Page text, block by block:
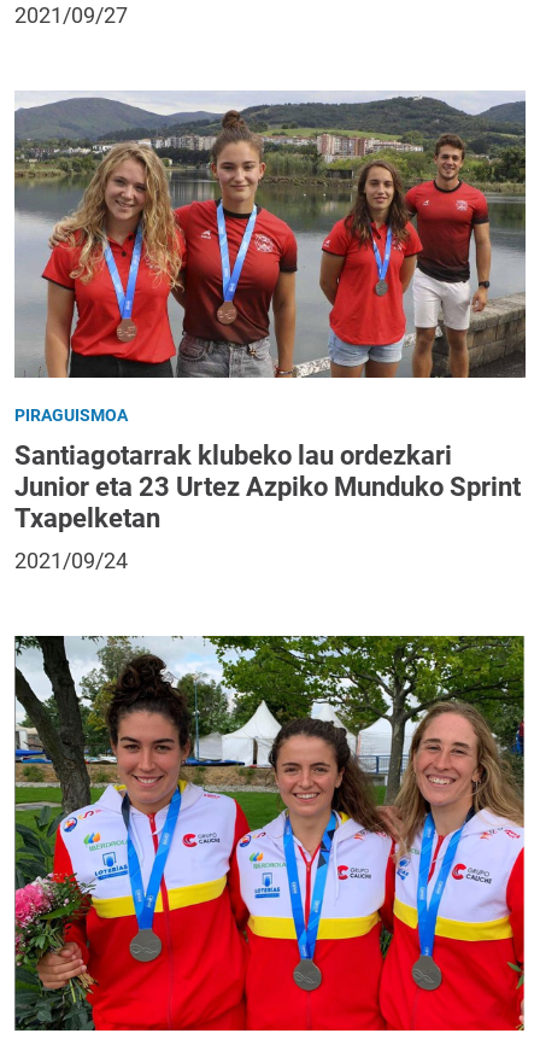
2021/09/27
PIRAGUISMOA
Santiagotarrak klubeko lau ordezkari
Junior eta 23 Urtez Azpiko Munduko Sprint
Txapelketan
2021/09/24